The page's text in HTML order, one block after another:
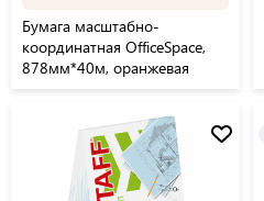
Бумага масштабно-
координатная OfficeSpace,
878мм*40м, оранжевая